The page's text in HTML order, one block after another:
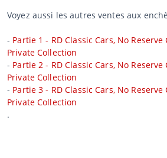
Voyez aussi les autres ventes aux
- Partie 1 - RD Classic Cars, No
Private Collection
- Partie 2 - RD Classic Cars, No
Private Collection
- Partie 3 - RD Classic Cars, No
Private Collection
.